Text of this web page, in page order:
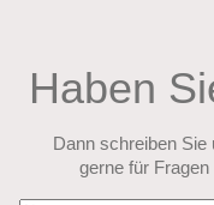
Haben
Dann schreiben Sie
gerne für